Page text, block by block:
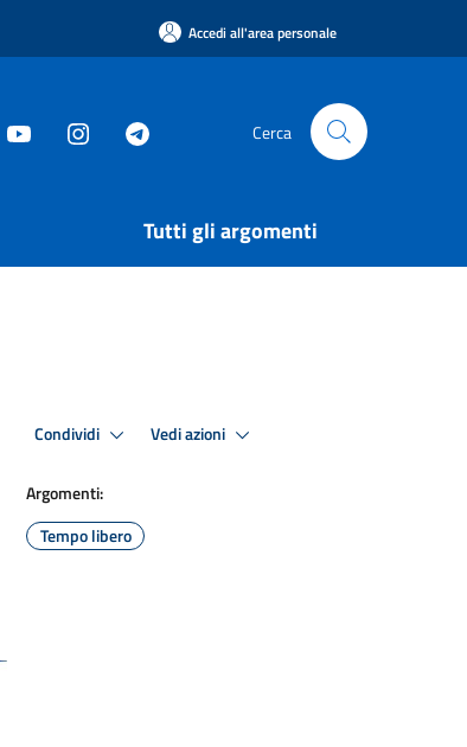
Accedi all'area personale
Cerca
Tutti gli argomenti
Condividi Vedi azioni
Argomenti:
Tempo libero